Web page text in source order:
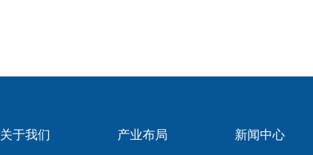
关于我们 产业布局 新闻中心